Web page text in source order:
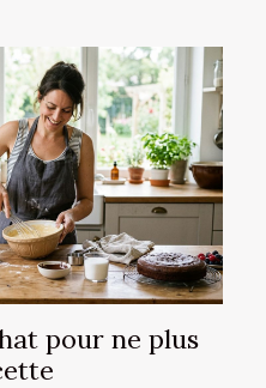
pour ne plus